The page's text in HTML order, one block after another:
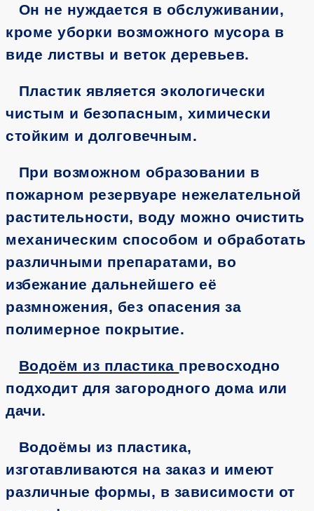
Он не нуждается в обслуживании,
кроме уборки возможного мусора в
виде листвы и веток деревьев.
Пластик является экологически
чистым и безопасным, химически
стойким и долговечным.
При возможном образовании в
пожарном резервуаре нежелательной
растительности, воду можно очистить
механическим способом и обработать
различными препаратами, во
избежание дальнейшего её
размножения, без опасения за
полимерное покрытие.
Водоём из пластика превосходно
подходит для загородного дома или
дачи.
Водоёмы из пластика,
изготавливаются на заказ и имеют
различные формы, в зависимости от